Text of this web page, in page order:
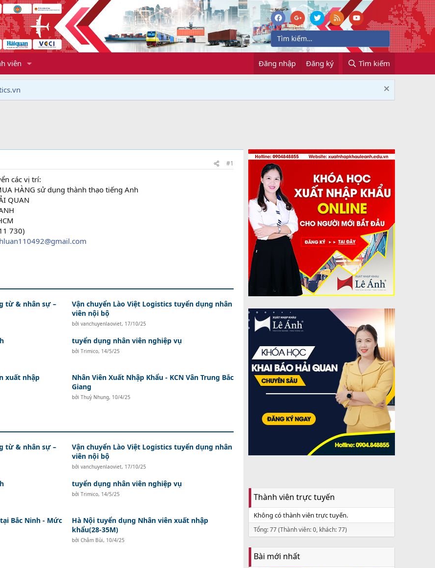
viên Đăng nhập Đăng ký Tìm kiếm
#1
các vị trí:
HÀNG sử dụng thành thạo tiếng Anh
QUAN
730)
từ & nhân sự –
Vận chuyển Lào Việt Logistics tuyển dụng nhân
viên nội bộ
bởi vanchuyenlaoviet, 17/10/25
tuyển dụng nhân viên nghiệp vụ
bởi Trimico, 14/5/25
xuất nhập
Nhân Viên Xuất Nhập Khẩu - KCN Vân Trung Bắc
Giang
bởi Thuỳ Nhung, 10/4/25
từ & nhân sự –
Vận chuyển Lào Việt Logistics tuyển dụng nhân
viên nội bộ
bởi vanchuyenlaoviet, 17/10/25
tuyển dụng nhân viên nghiệp vụ
bởi Trimico, 14/5/25
Bắc Ninh - Mức
Hà Nội tuyển dụng Nhân viên xuất nhập
khẩu(28-35M)
bởi Châm Bùi, 10/4/25
Thành viên trực tuyến
Không có thành viên trực tuyến.
Tổng: 77 (Thành viên: 0, khách: 77)
Bài mới nhất